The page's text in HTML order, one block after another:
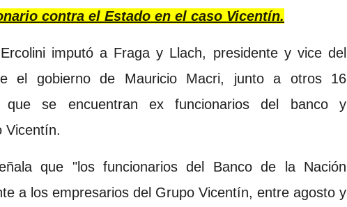
contra el Estado en el caso Vicentín.
imputó a Fraga y Llach, presidente y vice del
el gobierno de Mauricio Macri, junto a otros 16
que se encuentran ex funcionarios del banco y
Vicentín.
que "los funcionarios del Banco de la Nación
a los empresarios del Grupo Vicentín, entre agosto y